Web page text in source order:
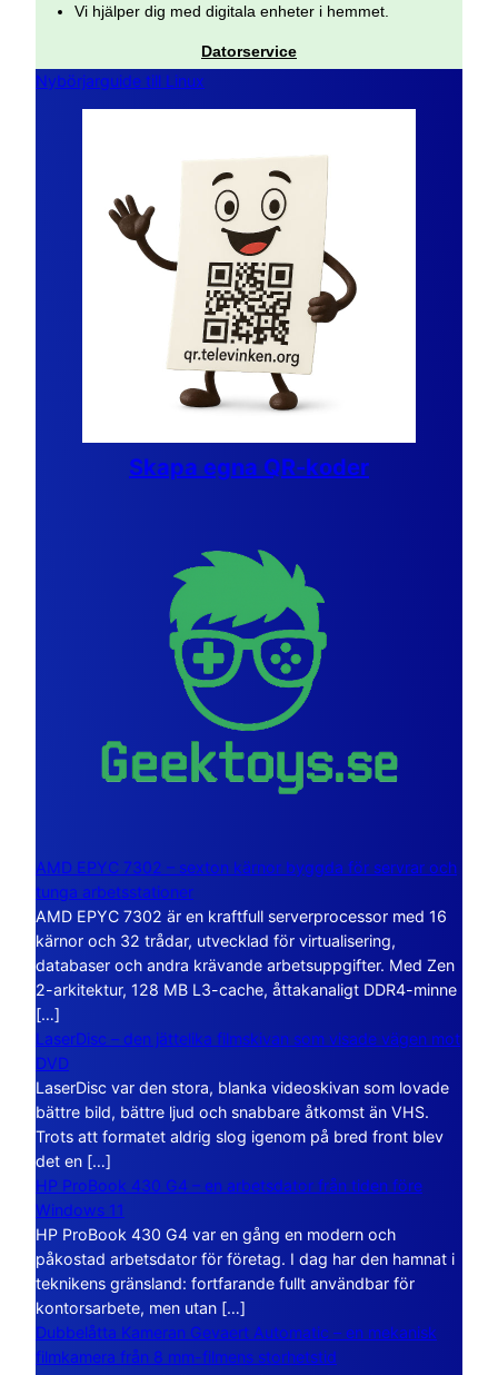
Vi hjälper dig med digitala enheter i hemmet.
Datorservice
Nybörjarguide till Linux
Skapa egna QR-koder
AMD EPYC 7302 – sexton kärnor byggda för servrar och
tunga arbetsstationer
AMD EPYC 7302 är en kraftfull serverprocessor med 16
kärnor och 32 trådar, utvecklad för virtualisering,
databaser och andra krävande arbetsuppgifter. Med Zen
2-arkitektur, 128 MB L3-cache, åttakanaligt DDR4-minne
[…]
LaserDisc – den jättelika filmskivan som visade vägen mot
DVD
LaserDisc var den stora, blanka videoskivan som lovade
bättre bild, bättre ljud och snabbare åtkomst än VHS.
Trots att formatet aldrig slog igenom på bred front blev
det en […]
HP ProBook 430 G4 – en arbetsdator från tiden före
Windows 11
HP ProBook 430 G4 var en gång en modern och
påkostad arbetsdator för företag. I dag har den hamnat i
teknikens gränsland: fortfarande fullt användbar för
kontorsarbete, men utan […]
Dubbelåtta Kameran Gevaert Automatic – en mekanisk
filmkamera från 8 mm-filmens storhetstid